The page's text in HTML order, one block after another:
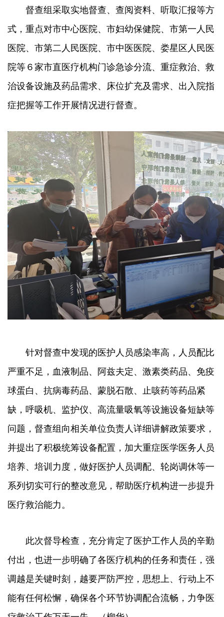
督查组采取实地督查、查阅资料、听取汇报等方
式，重点对市中心医院、市妇幼保健院、市第一人民
医院、市第二人民医院、市中医医院、娄星区人民医
院等６家市直医疗机构门诊急诊分流、重症救治、救
治设备设施及药品需求、床位扩充及需求、出入院指
症把握等工作开展情况进行督查。
针对督查中发现的医护人员感染率高，人员配比
严重不足，血液制品、阿兹夫定、激素类药品、免疫
球蛋白、抗病毒药品、蒙脱石散、止咳药等药品紧
缺，呼吸机、监护仪、高流量吸氧等设施设备短缺等
问题，督查组向相关单位负责人详细讲解政策要求，
并提出了积极统筹设备配置，加大重症医学医务人员
培养、培训力度，做好医护人员调配、轮岗调休等一
系列切实可行的整改意见，帮助医疗机构进一步提升
医疗救治能力。
此次督导检查，充分肯定了医护工作人员的辛勤
付出，也进一步明确了各医疗机构的任务和责任，强
调越是关键时刻，越要严防严控，思想上、行动上不
能有任何松懈，确保各个环节协调配合流畅，力争医